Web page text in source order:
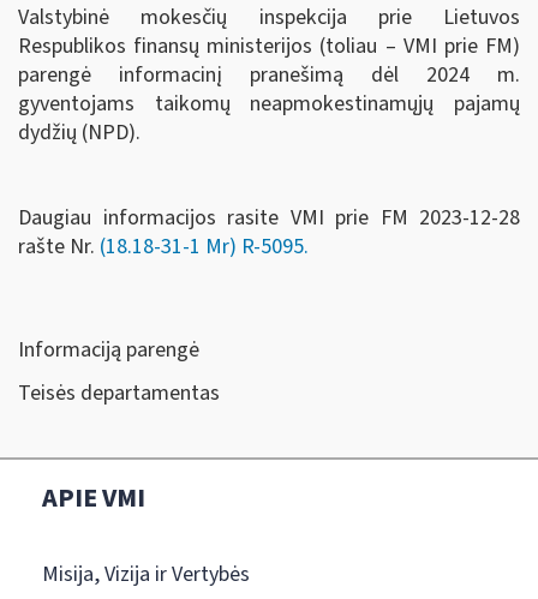
Valstybinė mokesčių inspekcija prie Lietuvos
Respublikos finansų ministerijos (toliau – VMI prie FM)
parengė informacinį pranešimą dėl 2024 m.
gyventojams taikomų neapmokestinamųjų pajamų
dydžių (NPD).
Daugiau informacijos rasite VMI prie FM 2023-12-28
rašte Nr. (18.18-31-1 Mr) R-5095.
Informaciją parengė
Teisės departamentas
APIE VMI
Misija, Vizija ir Vertybės